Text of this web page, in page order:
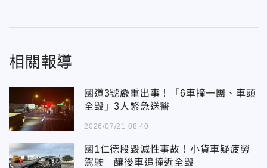
相關報導
國道3號嚴重出事！「6車撞一團、車頭
全毀」3人緊急送醫
2026/07/21 08:40
國1仁德段毀滅性事故！小貨車疑疲勞
駕駛 釀後車追撞近全毀